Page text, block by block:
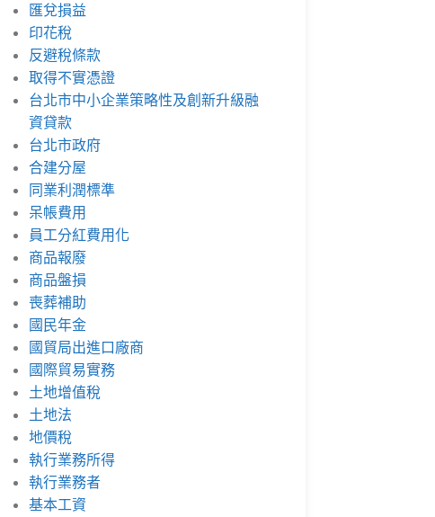
匯兌損益
印花稅
反避稅條款
取得不實憑證
台北市中小企業策略性及創新升級融
資貸款
台北市政府
合建分屋
同業利潤標準
呆帳費用
員工分紅費用化
商品報廢
商品盤損
喪葬補助
國民年金
國貿局出進口廠商
國際貿易實務
土地增值稅
土地法
地價稅
執行業務所得
執行業務者
基本工資